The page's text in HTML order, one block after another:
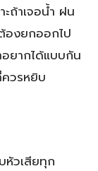
ถ้าเจอน้ำ ฝน
องยกออกไป
ยากได้แบบกัน
ควรหยิบ
หัวเสียทุก